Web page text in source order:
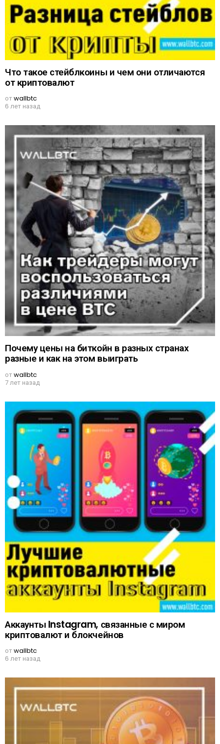
Что такое стейблкоины и чем они отличаются
от криптовалют
отwallbtc
6 лет назад
Почему цены на биткойн в разных странах
разные и как на этом выиграть
отwallbtc
7 лет назад
Аккаунты Instagram, связанные с миром
криптовалют и блокчейнов
отwallbtc
6 лет назад